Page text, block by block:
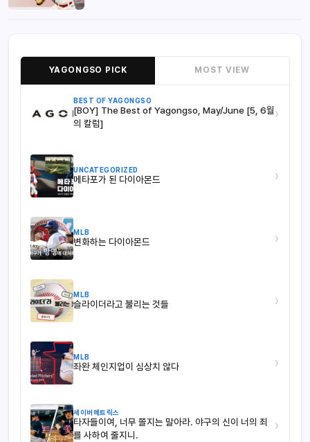
YAGONGSO PICK MOST VIEW
BEST OF YAGONGSO
[BOY] The Best of Yagongso, May/June [5, 6월
의 칼럼]
›
UNCATEGORIZED
메타포가 된 다이아몬드 ›
MLB
변화하는 다이아몬드 ›
MLB
슬라이더라고 불리는 것들 ›
MLB
좌완 체인지업이 심상치 않다 ›
세이버메트릭스
타자들이여, 너무 쫄지는 말아라. 야구의 신이 너의 죄
를 사하여 줄지니.
›